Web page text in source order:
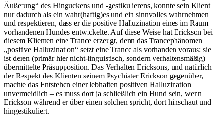
Äußerung“ des Hinguckens und -gestikulierens, konnte sein Klient
nur dadurch als ein wahr(haftig)es und ein sinnvolles wahrnehmen
und respektieren, dass er die positive Halluzination eines im Raum
vorhandenen Hundes entwickelte. Auf diese Weise hat Erickson bei
diesem Klienten eine Trance erzeugt, denn das Trancephänomen
„positive Halluzination“ setzt eine Trance als vorhanden voraus: sie
ist deren (primär hier nicht-linguistisch, sondern verhaltensmäßig)
übermittelte Präsupposition. Das Verhalten Ericksons, und natürlich
der Respekt des Klienten seinem Psychiater Erickson gegenüber,
machte das Entstehen einer lebhaften positiven Halluzination
unvermeidlich – es muss dort ja schließlich ein Hund sein, wenn
Erickson während er über einen solchen spricht, dort hinschaut und
hingestikuliert.